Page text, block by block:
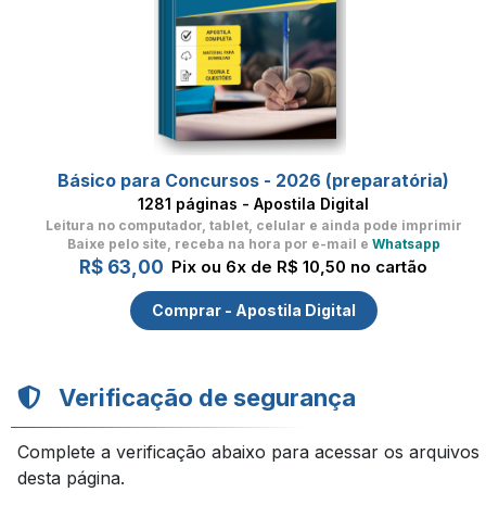
Básico para Concursos - 2026 (preparatória)
1281 páginas - Apostila Digital
Leitura no computador, tablet, celular e ainda pode imprimir
Baixe pelo site, receba na hora por e-mail e Whatsapp
R$ 63,00 Pix ou 6x de R$ 10,50 no cartão
Comprar - Apostila Digital
Verificação de segurança
Complete a verificação abaixo para acessar os arquivos
desta página.